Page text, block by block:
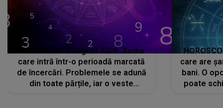
HOROSCOP 7 august 2026. Zodia
care intră într-o perioadă marcată
de încercări. Problemele se adună
din toate părțile, iar o veste
care are
bani. O
poate